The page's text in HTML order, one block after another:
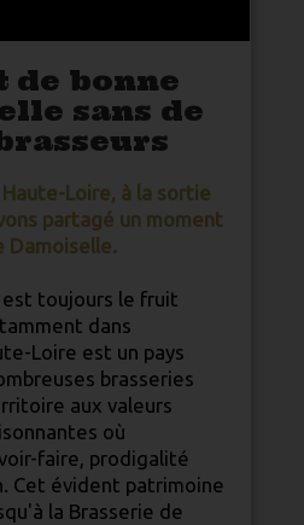
de bonne
sans de
Haute-Loire, à la sortie
partagé un moment
Damoiselle.
toujours le fruit
dans
Loire est un pays
brasseries
aux valeurs
où
faire, prodigalité
Cet évident patrimoine
la Brasserie de